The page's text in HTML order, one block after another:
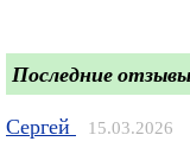
Последние отзывы
Сергей 15.03.2026